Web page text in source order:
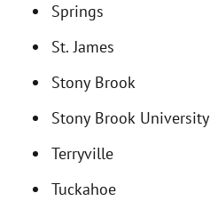
Springs
St. James
Stony Brook
Stony Brook University
Terryville
Tuckahoe